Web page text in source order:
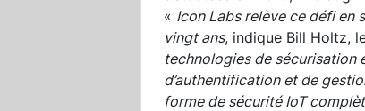
« Icon Labs relève ce défi en
vingt ans, indique Bill Holtz,
technologies de sécurisation
d’authentification et de
forme de sécurité IoT